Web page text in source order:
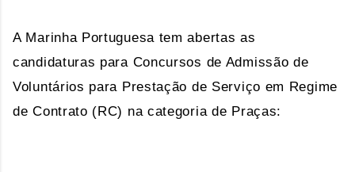
A Marinha Portuguesa tem abertas as
candidaturas para Concursos de Admissão de
Voluntários para Prestação de Serviço em Regime
de Contrato (RC) na categoria de Praças: